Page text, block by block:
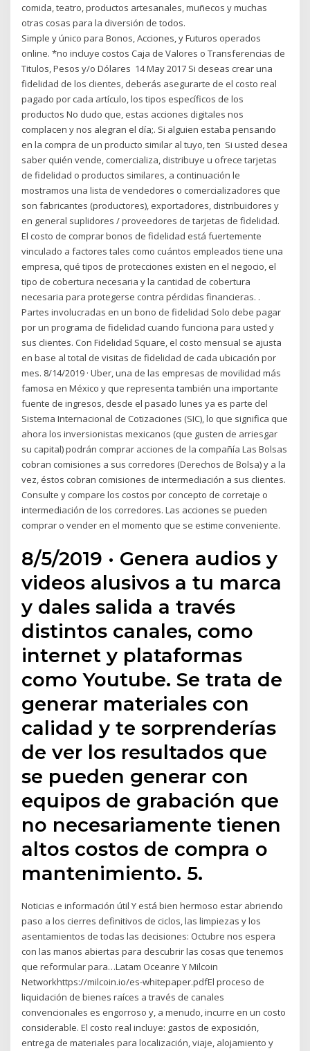
comida, teatro, productos artesanales, muñecos y muchas
otras cosas para la diversión de todos.
Simple y único para Bonos, Acciones, y Futuros operados
online. *no incluye costos Caja de Valores o Transferencias de
Titulos, Pesos y/o Dólares 14 May 2017 Si deseas crear una
fidelidad de los clientes, deberás asegurarte de el costo real
pagado por cada artículo, los tipos específicos de los
productos No dudo que, estas acciones digitales nos
complacen y nos alegran el día;. Si alguien estaba pensando
en la compra de un producto similar al tuyo, ten Si usted desea
saber quién vende, comercializa, distribuye u ofrece tarjetas
de fidelidad o productos similares, a continuación le
mostramos una lista de vendedores o comercializadores que
son fabricantes (productores), exportadores, distribuidores y
en general suplidores / proveedores de tarjetas de fidelidad.
El costo de comprar bonos de fidelidad está fuertemente
vinculado a factores tales como cuántos empleados tiene una
empresa, qué tipos de protecciones existen en el negocio, el
tipo de cobertura necesaria y la cantidad de cobertura
necesaria para protegerse contra pérdidas financieras. .
Partes involucradas en un bono de fidelidad Solo debe pagar
por un programa de fidelidad cuando funciona para usted y
sus clientes. Con Fidelidad Square, el costo mensual se ajusta
en base al total de visitas de fidelidad de cada ubicación por
mes. 8/14/2019 · Uber, una de las empresas de movilidad más
famosa en México y que representa también una importante
fuente de ingresos, desde el pasado lunes ya es parte del
Sistema Internacional de Cotizaciones (SIC), lo que significa que
ahora los inversionistas mexicanos (que gusten de arriesgar
su capital) podrán comprar acciones de la compañía Las Bolsas
cobran comisiones a sus corredores (Derechos de Bolsa) y a la
vez, éstos cobran comisiones de intermediación a sus clientes.
Consulte y compare los costos por concepto de corretaje o
intermediación de los corredores. Las acciones se pueden
comprar o vender en el momento que se estime conveniente.
8/5/2019 · Genera audios y
videos alusivos a tu marca
y dales salida a través
distintos canales, como
internet y plataformas
como Youtube. Se trata de
generar materiales con
calidad y te sorprenderías
de ver los resultados que
se pueden generar con
equipos de grabación que
no necesariamente tienen
altos costos de compra o
mantenimiento. 5.
Noticias e información útil Y está bien hermoso estar abriendo
paso a los cierres definitivos de ciclos, las limpiezas y los
asentamientos de todas las decisiones: Octubre nos espera
con las manos abiertas para descubrir las cosas que tenemos
que reformular para…Latam Oceanre Y Milcoin
Networkhttps://milcoin.io/es-whitepaper.pdfEl proceso de
liquidación de bienes raíces a través de canales
convencionales es engorroso y, a menudo, incurre en un costo
considerable. El costo real incluye: gastos de exposición,
entrega de materiales para localización, viaje, alojamiento y